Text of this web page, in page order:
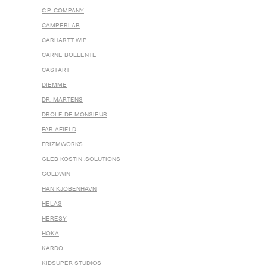
C.P. COMPANY
CAMPERLAB
CARHARTT WIP
CARNE BOLLENTE
CASTART
DIEMME
DR. MARTENS
DROLE DE MONSIEUR
FAR AFIELD
FRIZMWORKS
GLEB KOSTIN .SOLUTIONS
GOLDWIN
HAN KJOBENHAVN
HELAS
HERESY
HOKA
KARDO
KIDSUPER STUDIOS